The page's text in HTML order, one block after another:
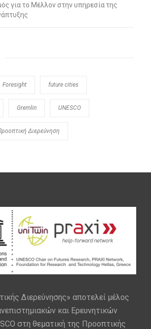
για το Μέλλον στην υπηρεσία της
Foresight future cities
Gremlin UNESCO
Διερεύνηση
Διερεύνησης» αποτελεί μέλος
και Ερευνητικών
στη θεματική της Προοπτικής